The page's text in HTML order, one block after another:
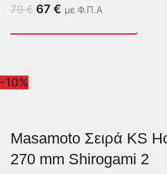
79€ 67 € με Φ.Π.Α
-10%
Masamoto Σειρά KS
270 mm Shirogami 2